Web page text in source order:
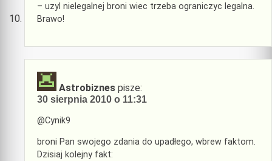
– uzyl nielegalnej broni wiec trzeba ograniczyc legalna.
Brawo!
Astrobiznes pisze:
30 sierpnia 2010 o 11:31
@Cynik9
broni Pan swojego zdania do upadłego, wbrew faktom.
Dzisiaj kolejny fakt: